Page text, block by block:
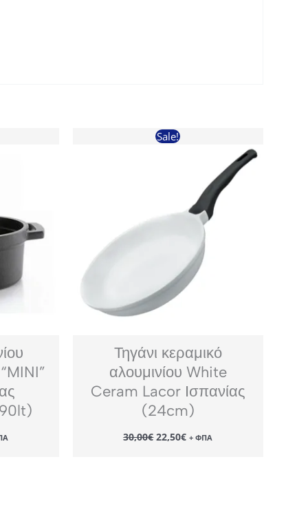
Sale!
Τηγάνι κεραμικό
αλουμινίου White
Ceram Lacor Ισπανίας
(24cm)
30,00€ Original
price
22,50€Η
τρέχουσα
+ ΦΠΑ